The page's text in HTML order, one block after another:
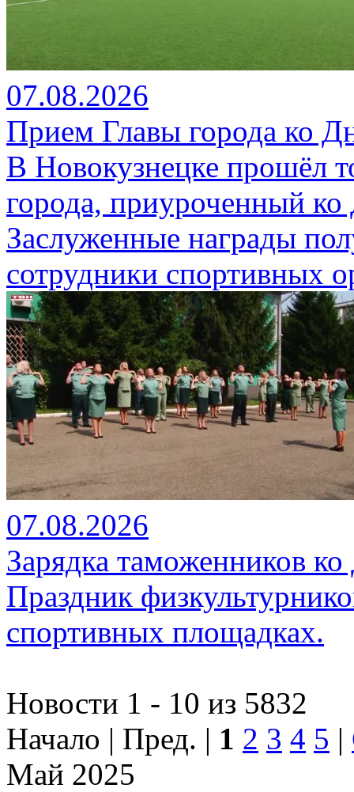
07.08.2026
Прием Главы города ко
В Новокузнецке прошёл
города, приуроченный
Заслуженные награды
сотрудники спортивных
07.08.2026
Зарядка таможенников
Праздник
спортивных площадках.
Новости 1 - 10 из 5832
Начало | Пред. | 1 2 3 4 5 |
Май 2025